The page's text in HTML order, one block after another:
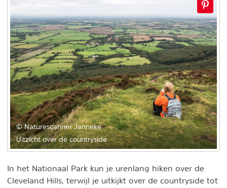
© Naturescanner Janneke
Uitzicht over de countryside
In het Nationaal Park kun je urenlang hiken over de
Cleveland Hills, terwijl je uitkijkt over de countryside tot